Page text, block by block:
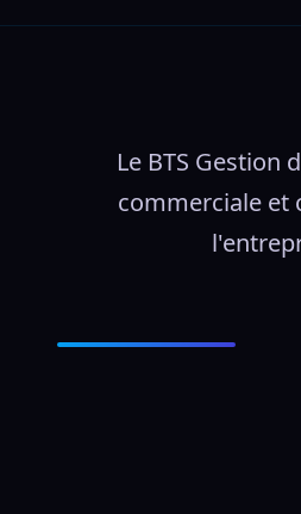
Le BTS Gestion
commerciale et